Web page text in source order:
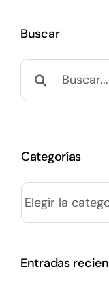
Buscar
Buscar:
Categorías
Categorías
Entradas